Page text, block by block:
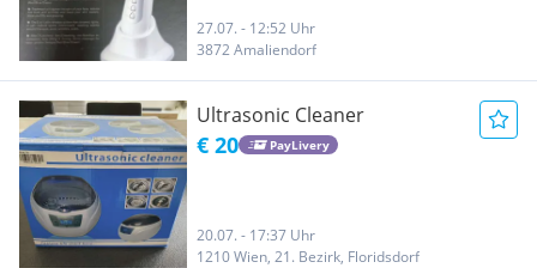
27.07. - 12:52 Uhr
3872 Amaliendorf
Ultrasonic Cleaner
€ 20 PayLivery
20.07. - 17:37 Uhr
1210 Wien, 21. Bezirk, Floridsdorf